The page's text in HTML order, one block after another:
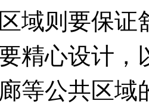
域则要保
精心设计，
等公共区域